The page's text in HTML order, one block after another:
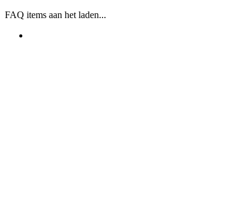
Facebook
Instagram
WhatsApp
Bellen
E-
FAQ items aan het laden...